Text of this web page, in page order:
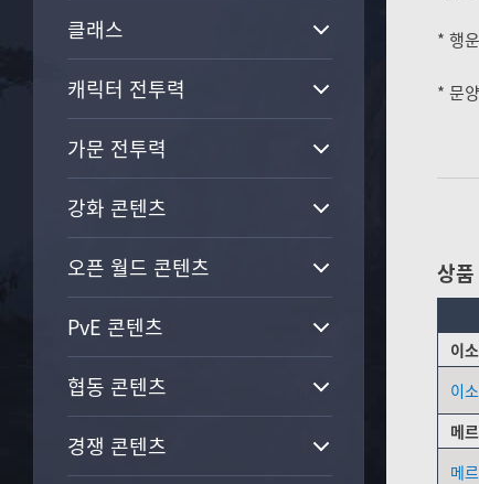
클래스
캐릭터 전투력
가문 전투력
강화 콘텐츠
오픈 월드 콘텐츠
PvE 콘텐츠
협동 콘텐츠
경쟁 콘텐츠
* 행
* 문
상품
이
이
메
메